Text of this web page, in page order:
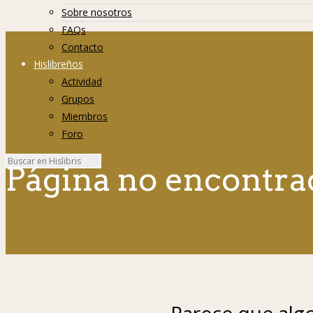
Sobre nosotros
FAQs
Contacto
Hislibreños
Actividad
Grupos
Miembros
Foro
Página no